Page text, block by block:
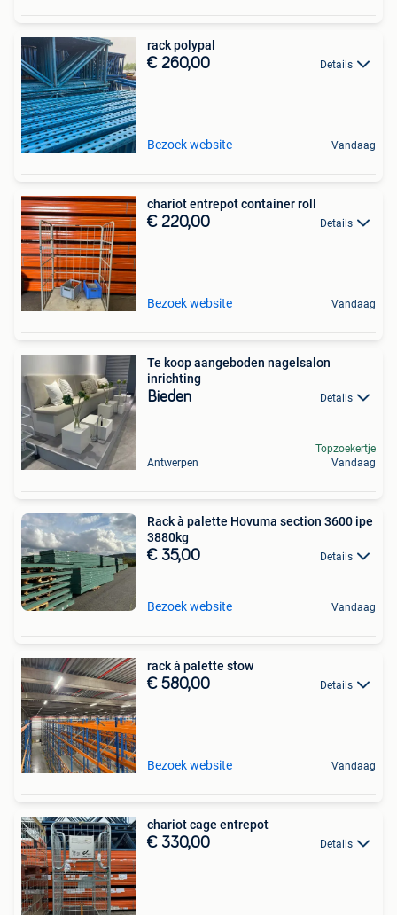
rack polypal
€ 260,00 Details
Bezoek website Vandaag
chariot entrepot container roll
€ 220,00 Details
Bezoek website Vandaag
Te koop aangeboden nagelsalon
inrichting
Bieden Details
Antwerpen
Topzoekertje
Vandaag
Rack à palette Hovuma section 3600 ipe
3880kg
€ 35,00 Details
Bezoek website Vandaag
rack à palette stow
€ 580,00 Details
Bezoek website Vandaag
chariot cage entrepot
€ 330,00 Details